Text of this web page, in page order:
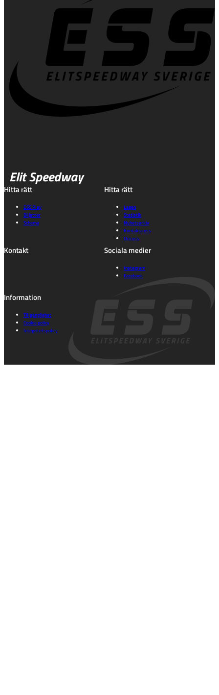
Elit Speedway
Hitta rätt
ESS Play
Biljetter
Schema
Hitta rätt
Lagen
Statistik
Nyhetsarkiv
Kontakta oss
Om oss
Kontakt Sociala medier
Instagram
Facebook
Information
Tillgänglighet
Cookie policy
Integritetspolicy